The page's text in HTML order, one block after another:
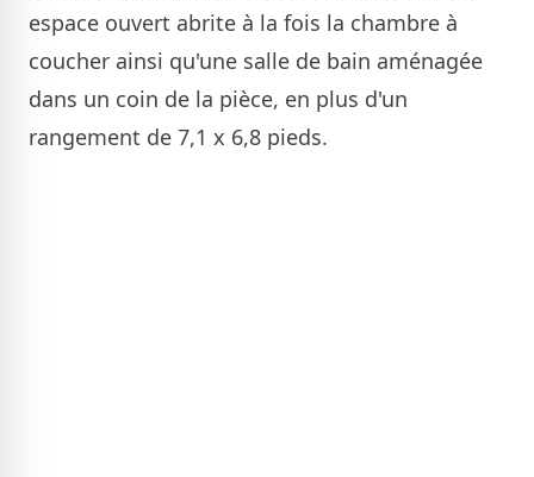
espace ouvert abrite à la fois la chambre à
coucher ainsi qu'une salle de bain aménagée
dans un coin de la pièce, en plus d'un
rangement de 7,1 x 6,8 pieds.